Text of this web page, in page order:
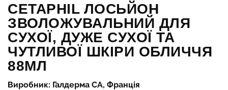
CETAPHIL ЛОСЬЙОН
ЗВОЛОЖУВАЛЬНИЙ ДЛЯ
СУХОЇ, ДУЖЕ СУХОЇ ТА
ЧУТЛИВОЇ ШКІРИ ОБЛИЧЧЯ
88МЛ
Виробник: Галдерма СА, Франція